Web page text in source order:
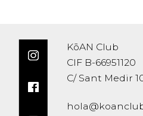
KōAN Club
CIF B-66951120
C/ Sant Medir